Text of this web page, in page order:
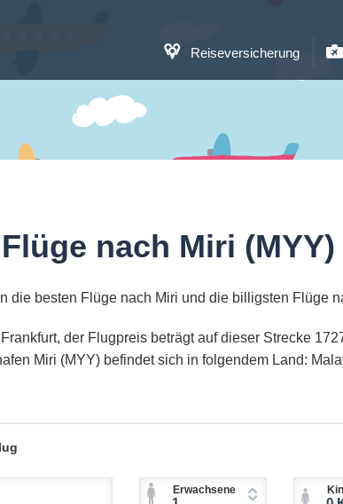
Reiseversicherung
Flüge nach Miri (MYY)
die besten Flüge nach Miri und die billigsten Flüge
der Flugpreis beträgt auf dieser Strecke
Miri (MYY) befindet sich in folgendem Land:
Erwachsene